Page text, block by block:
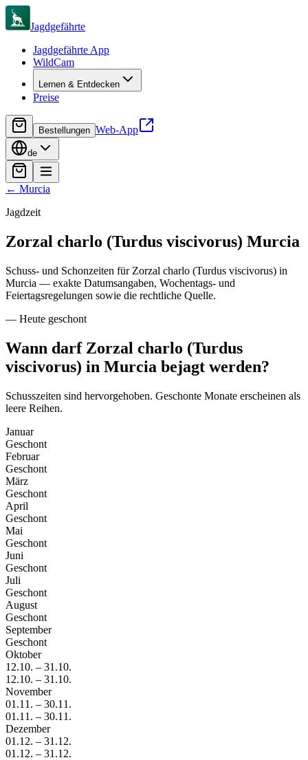
Jagdgefährte
Jagdgefährte App
WildCam
Lernen & Entdecken
Preise
Bestellungen Web-App
de
← Murcia
Jagdzeit
Zorzal charlo (Turdus viscivorus) Murcia
Schuss- und Schonzeiten für Zorzal charlo (Turdus viscivorus) in
Murcia — exakte Datumsangaben, Wochentags- und
Feiertagsregelungen sowie die rechtliche Quelle.
— Heute geschont
Wann darf Zorzal charlo (Turdus
viscivorus) in Murcia bejagt werden?
Schusszeiten sind hervorgehoben. Geschonte Monate erscheinen als
leere Reihen.
Januar
Geschont
Februar
Geschont
März
Geschont
April
Geschont
Mai
Geschont
Juni
Geschont
Juli
Geschont
August
Geschont
September
Geschont
Oktober
12.10. – 31.10.
12.10. – 31.10.
November
01.11. – 30.11.
01.11. – 30.11.
Dezember
01.12. – 31.12.
01.12. – 31.12.